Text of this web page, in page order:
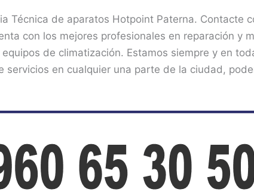
Técnica de aparatos Hotpoint Paterna. Contacte
con los mejores profesionales en reparación y
de climatización. Estamos siempre y en
servicios en cualquier una parte de la ciudad,